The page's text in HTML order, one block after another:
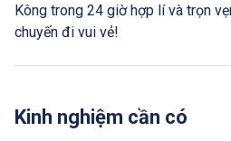
Kông trong 24 giờ hợp lí và trọn
chuyến đi vui vẻ!
Kinh nghiệm cần có